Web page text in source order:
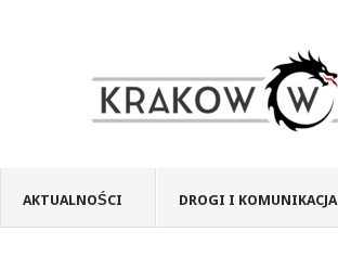
AKTUALNOŚCI DROGI I KOMUNIKACJA